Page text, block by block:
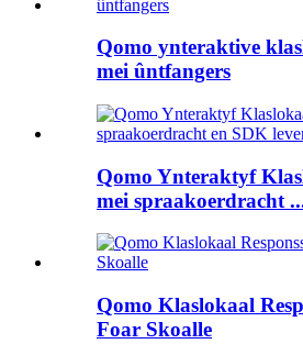
Qomo ynteraktive
mei ûntfangers
Qomo Ynteraktyf
mei spraakoerdracht
Qomo Klaslokaal
Foar Skoalle